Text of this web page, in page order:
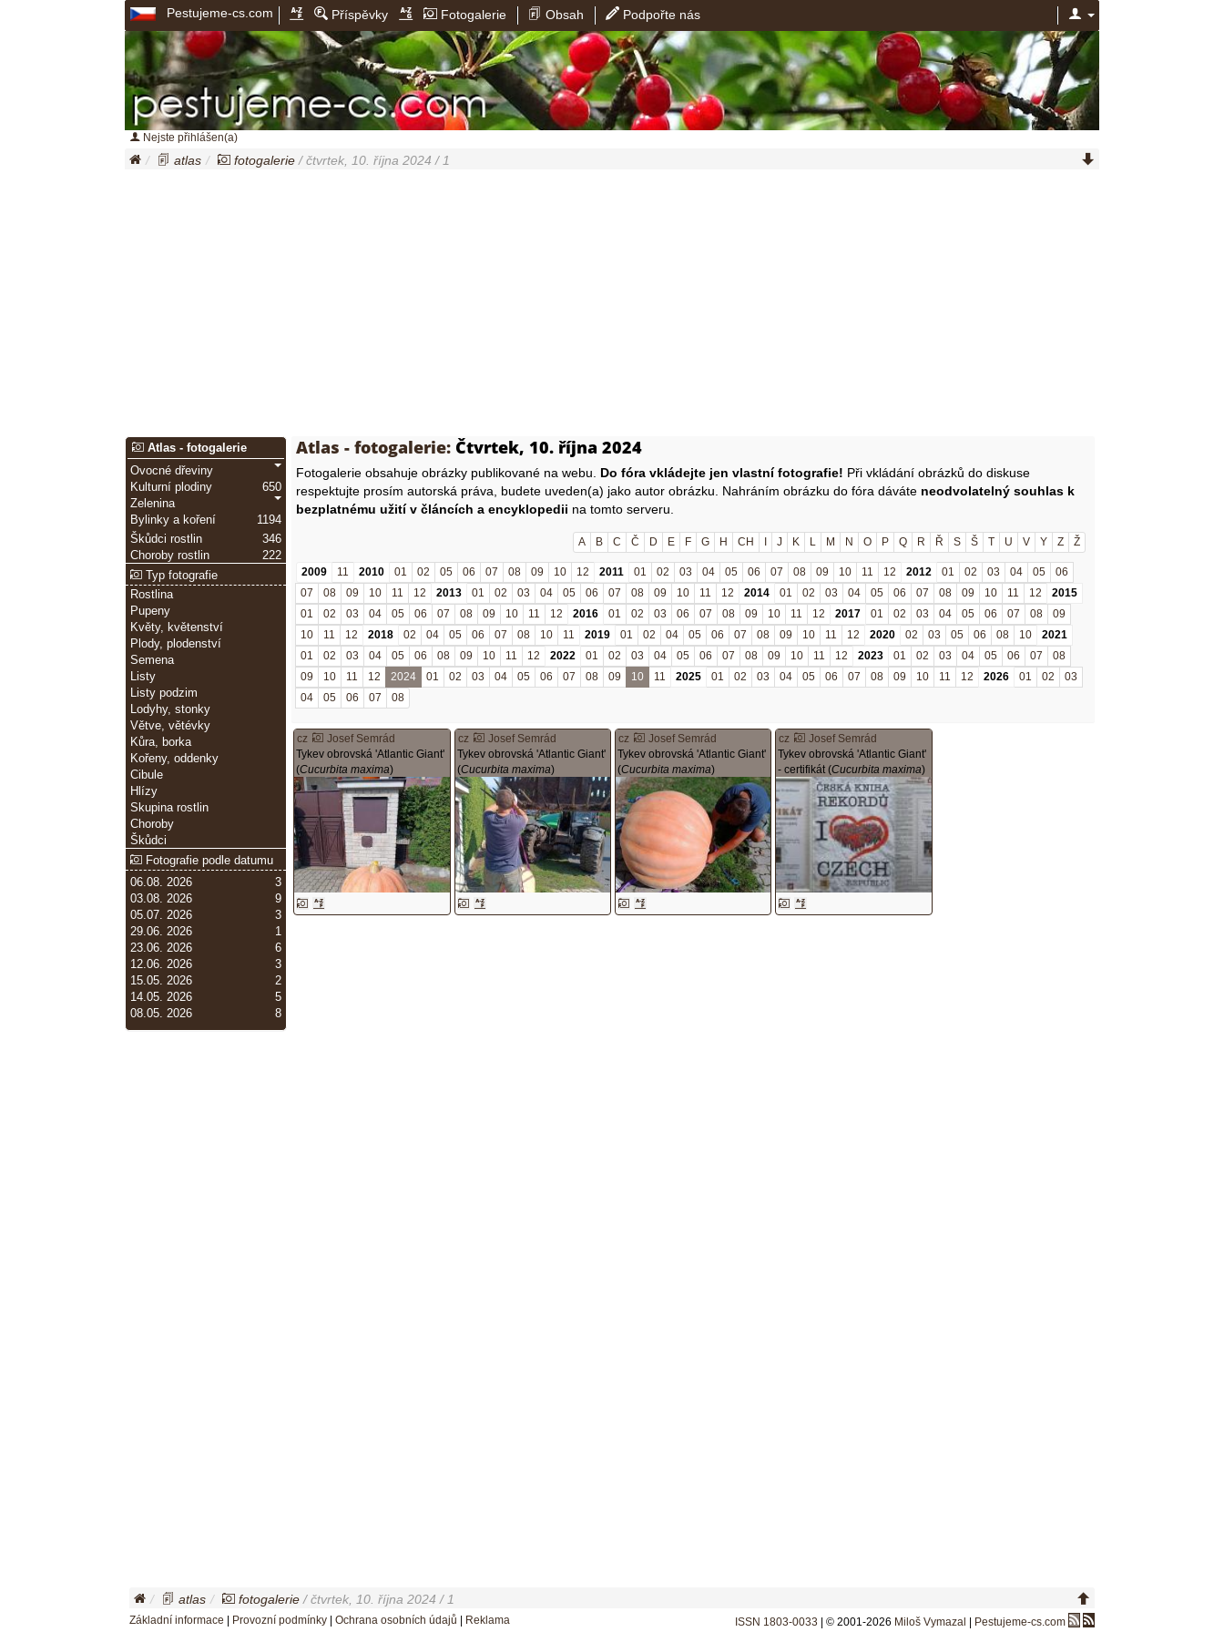
Pestujeme-cs.com Příspěvky Fotogalerie Obsah Podpořte nás
Nejste přihlášen(a)
atlas fotogalerie / čtvrtek, 10. října 2024 / 1
Atlas - fotogalerie: Čtvrtek, 10. října 2024
Fotogalerie obsahuje obrázky publikované na webu. Do fóra vkládejte jen vlastní fotografie! Při vkládání obrázků do diskuse
respektujte prosím autorská práva, budete uveden(a) jako autor obrázku. Nahráním obrázku do fóra dáváte neodvolatelný souhlas k
bezplatnému užití v článcích a encyklopedii na tomto serveru.
A B C Č D E F G H CH I J K L M N O P Q R Ř S Š T U V Y Z Ž
2009 11 2010 01 02 05 06 07 08 09 10 12 2011 01 02 03 04 05 06 07 08 09 10 11 12 2012 01 02 03 04 05
06
07
08 09 10 11 12 2013 01 02 03 04 05 06 07 08 09 10 11 12 2014 01 02 03 04 05 06 07 08 09 10 11 12
2015
01
02 03 04 05 06 07 08 09 10 11 12 2016 01 02 03 06 07 08 09 10 11 12 2017 01 02 03 04 05 06 07 08
09
10
11 12 2018 02 04 05 06 07 08 10 11 2019 01 02 04 05 06 07 08 09 10 11 12 2020 02 03 05 06 08 10
2021
01
02 03 04 05 06 08 09 10 11 12 2022 01 02 03 04 05 06 07 08 09 10 11 12 2023 01 02 03 04 05 06 07
08
09
10 11 12 2024 01 02 03 04 05 06 07 08 09 10 11 2025 01 02 03 04 05 06 07 08 09 10 11 12 2026 01 02
03
04
05 06 07 08
cz
Josef Semrád
Tykev obrovská 'Atlantic Giant'
(Cucurbita maxima)
cz
Josef Semrád
Tykev obrovská 'Atlantic Giant'
(Cucurbita maxima)
cz
Josef Semrád
Tykev obrovská 'Atlantic Giant'
(Cucurbita maxima)
cz
Josef Semrád
Tykev obrovská 'Atlantic Giant'
- certifikát (Cucurbita maxima)
Atlas - fotogalerie
Ovocné dřeviny
650
Kulturní plodiny
Zelenina
1194
Bylinky a koření
346
Škůdci rostlin
222
Choroby rostlin
Typ fotografie
Rostlina
Pupeny
Květy, květenství
Plody, plodenství
Semena
Listy
Listy podzim
Lodyhy, stonky
Větve, větévky
Kůra, borka
Kořeny, oddenky
Cibule
Hlízy
Skupina rostlin
Choroby
Škůdci
Fotografie podle datumu
3
06.08. 2026
9
03.08. 2026
3
05.07. 2026
1
29.06. 2026
6
23.06. 2026
3
12.06. 2026
2
15.05. 2026
5
14.05. 2026
8
08.05. 2026
atlas fotogalerie / čtvrtek, 10. října 2024 / 1
ISSN 1803-0033 | © 2001-2026 Miloš Vymazal | Pestujeme-cs.com
Základní informace | Provozní podmínky | Ochrana osobních údajů | Reklama